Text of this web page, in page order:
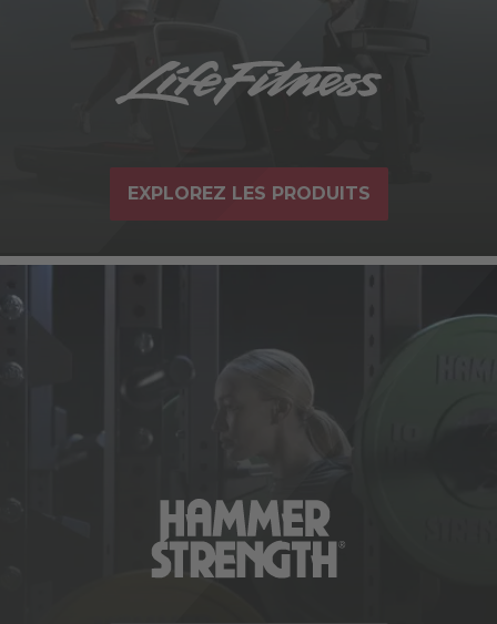
EXPLOREZ LES PRODUITS